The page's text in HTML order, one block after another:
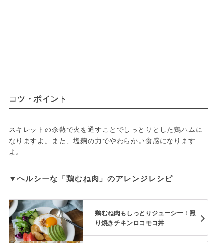
コツ・ポイント
スキレットの余熱で火を通すことでしっとりとした鶏ハムに
なりますよ。また、塩麹の力でやわらかい食感になります
よ。
▼ヘルシーな「鶏むね肉」のアレンジレシピ
鶏むね肉もしっとりジューシー！照
り焼きチキンロコモコ丼